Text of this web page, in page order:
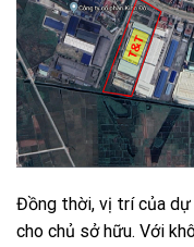
Đồng thời, vị trí của dự
cho chủ sở hữu. Với